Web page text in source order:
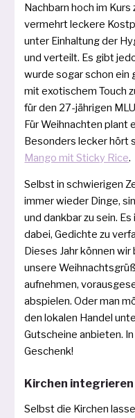
Nachbarn hoch im
ver­mehrt lecke­re
unter Einhaltung der
und ver­teilt. Es gibt
wur­de sogar schon ein
mit exo­ti­schem Touch
für den 27-jäh­ri­gen
Für Weihnachten plant
Besonders lecker hört
Mango mit Sticky Rice.
Selbst in schwie­ri­gen
immer wie­der Dinge,
und dank­bar zu sein.
dabei, Gedichte zu
Dieses Jahr kön­nen
unse­re
auf­neh­men,
abspie­len. Oder man
den loka­len Handel
Gutscheine anbie­ten.
Geschenk!
Kirchen integrieren
Selbst die Kirchen